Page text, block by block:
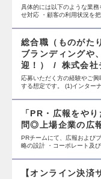
具体的には以下のような業
せ対応 ・顧客の利用状況を
総合職（ものがた
ブランディングや
迎！）
株式会社
応募いただく方の経験やご
する想定です。 (1)インター
「PR・広報をや
問◎上場企業の広
PRチームにて、広報および
略の設計 ・コーポレート及
【オンライン決